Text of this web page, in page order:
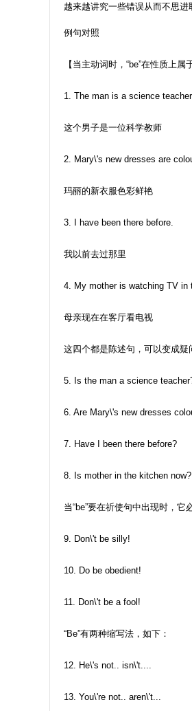
越来越讲究一些错误从而不思进
例句对照
【当主动词时，“be”在性质上
1. The man is a science teacher.
这个男子是一位科学教师
2. Mary\'s new dresses are
玛丽的新衣服色彩鲜艳
3. I have been there before.
我以前去过那里
4. My mother is watching TV in
母亲现在在客厅看电视
这四个都是陈述句，可以变成疑
5. Is the man a science
6. Are Mary\'s new dresses
7. Have I been there before?
8. Is mother in the kitchen now?
当“be”要在祈使句中出现时，它
9. Don\'t be silly!
10. Do be obedient!
11. Don\'t be a fool!
“Be”有两种缩写法，如下：
12. He\'s not.. isn\'t....
13. You\'re not.. aren\'t...